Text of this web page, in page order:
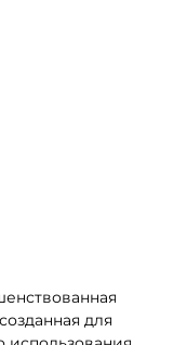
для